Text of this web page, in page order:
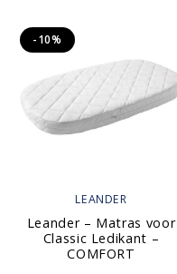
LEANDER
Leander – Matras voor
Classic Ledikant –
COMFORT
-10%